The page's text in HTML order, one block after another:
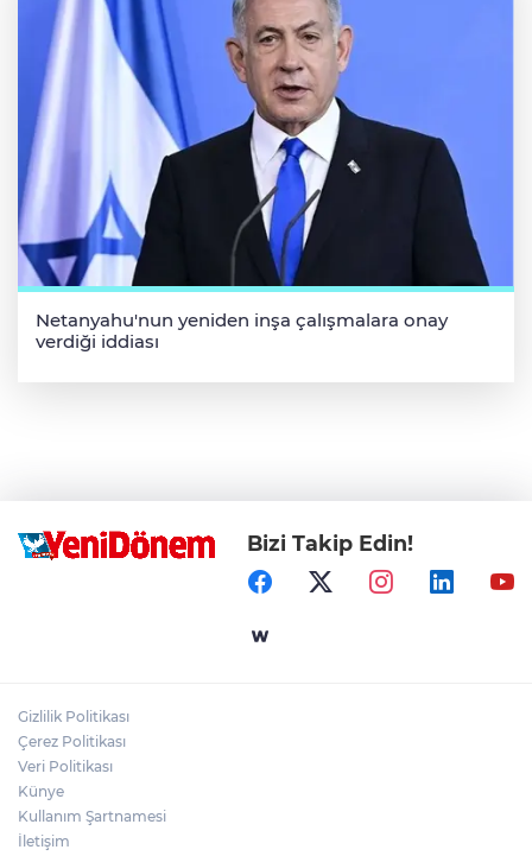
Netanyahu'nun yeniden inşa çalışmalara onay
verdiği iddiası
Bizi Takip Edin!
Gizlilik Politikası
Çerez Politikası
Veri Politikası
Künye
Kullanım Şartnamesi
İletişim